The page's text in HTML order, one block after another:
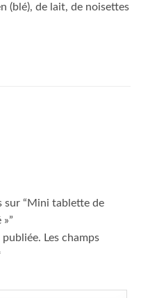
(blé), de lait, de noisettes
sur “Mini tablette de
publiée. Les champs